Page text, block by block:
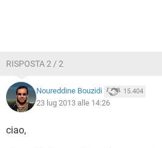
RISPOSTA 2 / 2
Noureddine Bouzidi 15.404
23 lug 2013 alle 14:26
ciao,